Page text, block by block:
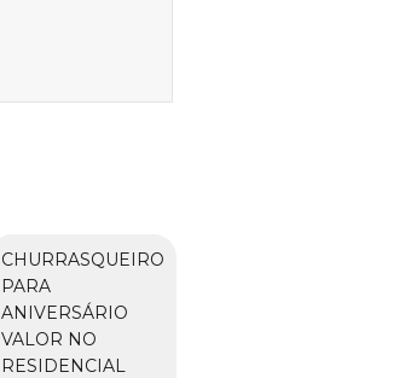
CHURRASQUEIRO
PARA
ANIVERSÁRIO
VALOR NO
RESIDENCIAL